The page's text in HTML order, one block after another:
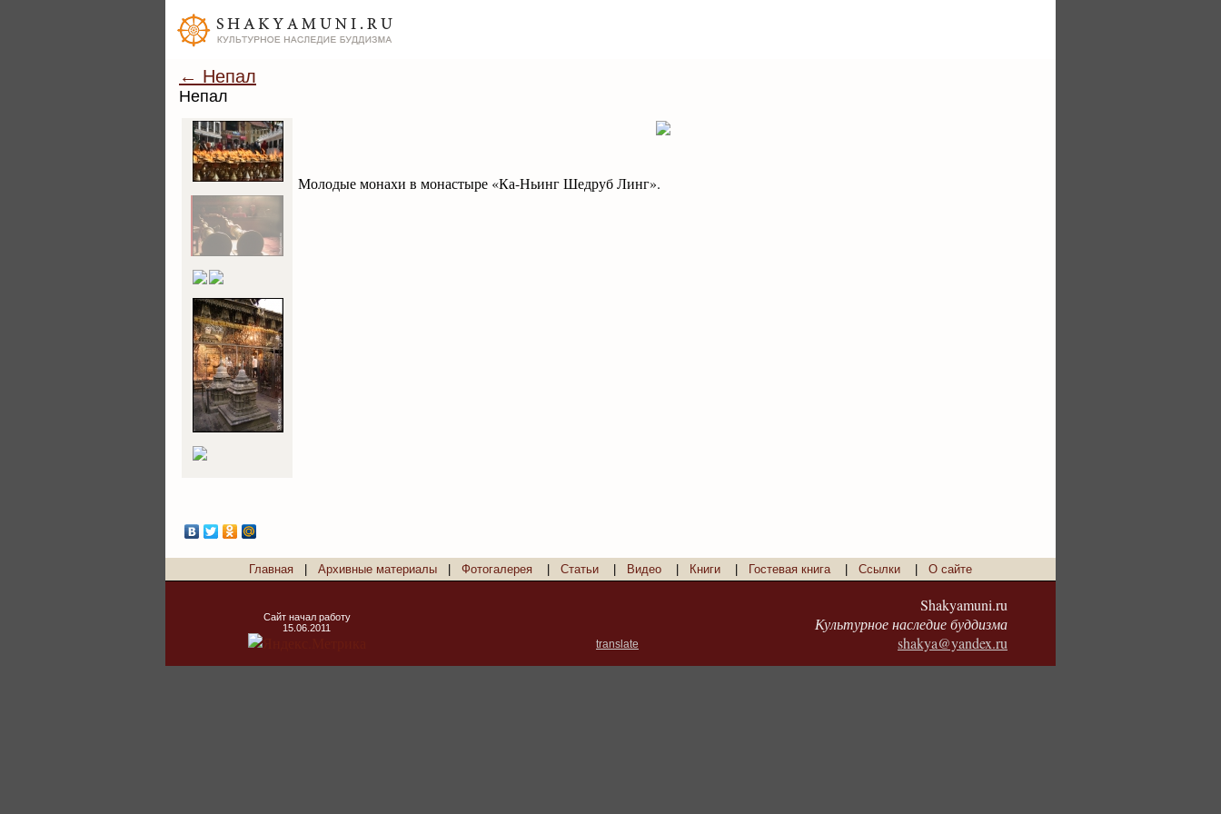
← Непал
Непал
Молодые монахи в монастыре «Ка-Ньинг Шедруб Линг».
Главная Архивные материалы Фотогалерея Статьи Видео Книги Гостевая книга| Ссылки О сайте
Сайт начал работу
15.06.2011
translate
Shakyamuni.ru
Культурное наследие буддизма
shakya@yandex.ru